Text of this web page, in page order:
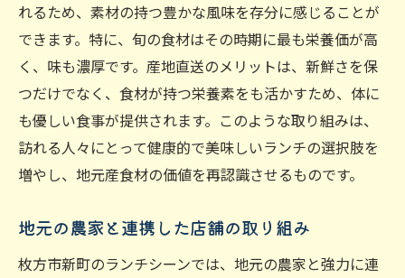
れるため、素材の持つ豊かな風味を存分に感じることが
できます。特に、旬の食材はその時期に最も栄養価が高
く、味も濃厚です。産地直送のメリットは、新鮮さを保
つだけでなく、食材が持つ栄養素をも活かすため、体に
も優しい食事が提供されます。このような取り組みは、
訪れる人々にとって健康的で美味しいランチの選択肢を
増やし、地元産食材の価値を再認識させるものです。
地元の農家と連携した店舗の取り組み
枚方市新町のランチシーンでは、地元の農家と強力に連